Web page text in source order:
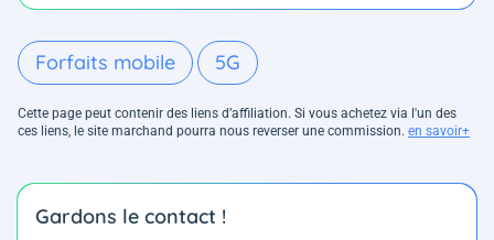
Forfaits mobile 5G
Cette page peut contenir des liens d’affiliation. Si vous achetez via l'un des
ces liens, le site marchand pourra nous reverser une commission. en savoir+
Gardons le contact !